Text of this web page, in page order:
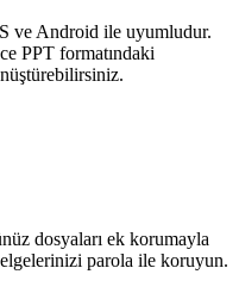
ve Android ile uyumludur.
PPT formatındaki
dosyaları ek korumayla
parola ile koruyun.